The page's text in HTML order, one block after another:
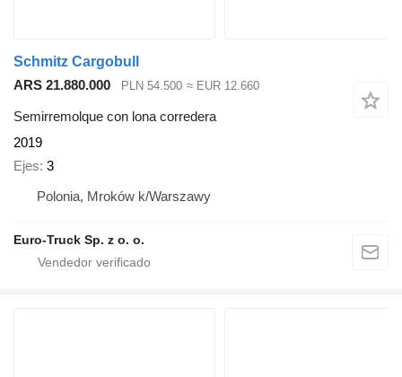
Schmitz Cargobull
ARS 21.880.000
PLN 54.500 ≈ EUR 12.660
Semirremolque con lona corredera
2019
Ejes 3
Polonia, Mroków k/Warszawy
Euro-Truck Sp. z o. o.